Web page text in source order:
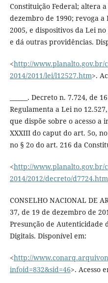
Constituição Federal; altera
dezembro de 1990; revoga a
2005, e dispositivos da Lei
e dá outras providências.
<http://www.planalto.gov.br/
2014/2011/lei/l12527.htm>.
______. Decreto n. 7.724, de
Regulamenta a Lei no
que dispõe sobre o acesso a
XXXIII do caput do art. 5o,
no § 2o do art. 216 da
<http://www.planalto.gov.br/
2014/2012/decreto/d7724.htm
CONSELHO NACIONAL DE
37, de 19 de dezembro de
Presunção de Autenticidade
Digitais. Disponível em:
<http://
infoid=832&sid=46>. Acesso